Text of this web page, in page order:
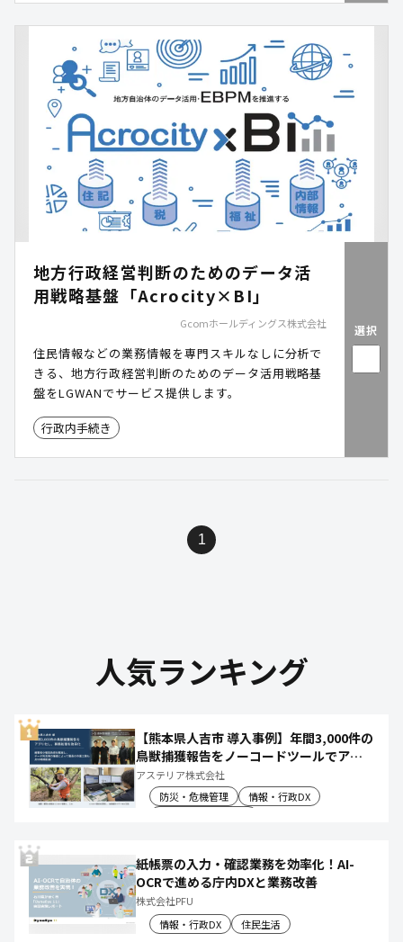
地方行政経営判断のためのデータ活
用戦略基盤「Acrocity×BI」
Gcomホールディングス株式会社
住民情報などの業務情報を専門スキルなしに分析で
きる、地方行政経営判断のためのデータ活用戦略基
盤をLGWANでサービス提供します。
行政内手続き
選択
1
人気ランキング
【熊本県人吉市 導入事例】年間3,000件の
鳥獣捕獲報告をノーコードツールでアプ
リ化し、月50時間の庁内作業を削減
アステリア株式会社
防災・危機管理
情報・行政DX
紙帳票の入力・確認業務を効率化！AI-
OCRで進める庁内DXと業務改善
株式会社PFU
情報・行政DX
住民生活